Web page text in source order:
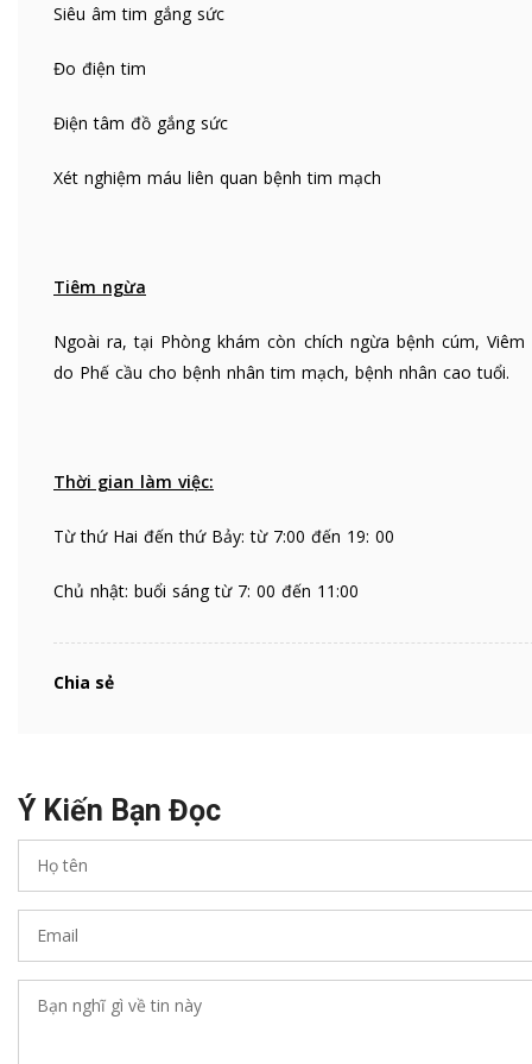
Siêu âm tim gắng sức
Đo điện tim
Điện tâm đồ gắng sức
Xét nghiệm máu liên quan bệnh tim mạch
Tiêm ngừa
Ngoài ra, tại Phòng khám còn chích ngừa bệnh cúm, Viêm
do Phế cầu cho bệnh nhân tim mạch, bệnh nhân cao tuổi.
Thời gian làm việc:
Từ thứ Hai đến thứ Bảy: từ 7:00 đến 19: 00
Chủ nhật: buổi sáng từ 7: 00 đến 11:00
Chia sẻ
Ý Kiến Bạn Đọc